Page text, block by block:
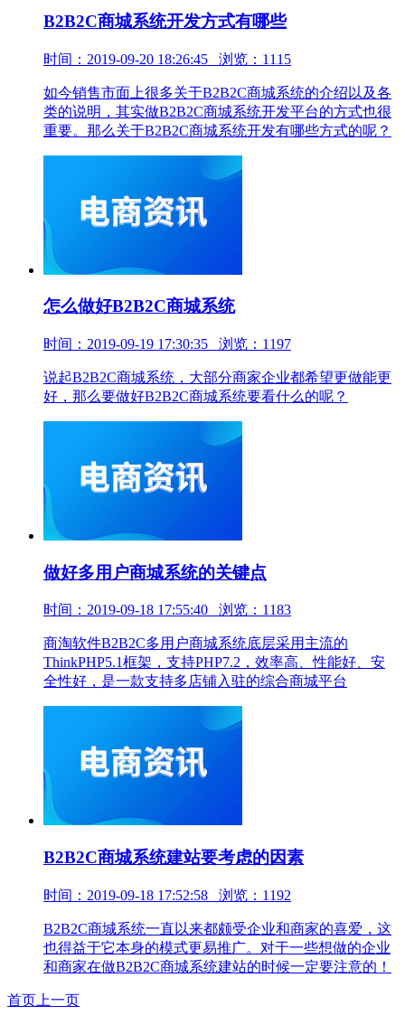
B2B2C商城系统开发方式有哪些
时间：2019-09-20 18:26:45 浏览：1115
如今销售市面上很多关于B2B2C商城系统的介绍以及各
类的说明，其实做B2B2C商城系统开发平台的方式也很
重要。那么关于B2B2C商城系统开发有哪些方式的呢？
怎么做好B2B2C商城系统
时间：2019-09-19 17:30:35 浏览：1197
说起B2B2C商城系统，大部分商家企业都希望更做能更
好，那么要做好B2B2C商城系统要看什么的呢？
做好多用户商城系统的关键点
时间：2019-09-18 17:55:40 浏览：1183
商淘软件B2B2C多用户商城系统底层采用主流的
ThinkPHP5.1框架，支持PHP7.2，效率高、性能好、安
全性好，是一款支持多店铺入驻的综合商城平台
B2B2C商城系统建站要考虑的因素
时间：2019-09-18 17:52:58 浏览：1192
B2B2C商城系统一直以来都颇受企业和商家的喜爱，这
也得益于它本身的模式更易推广。对于一些想做的企业
和商家在做B2B2C商城系统建站的时候一定要注意的！
首页 上一页